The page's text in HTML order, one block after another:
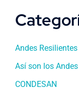
Andes Resilientes
Así son los Andes
CONDESAN